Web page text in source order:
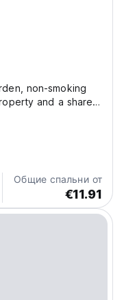
non-smoking
and a shared
Al Wahda Mall,
km from Abu
Общие спальни от
€11.91